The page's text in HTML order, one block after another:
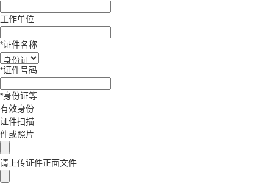
工作单位
*证件名称
*证件号码
*身份证等
有效身份
证件扫描
件或照片
请上传证件正面文件